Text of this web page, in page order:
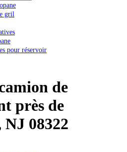
gril
pour réservoir
de
près de
08322